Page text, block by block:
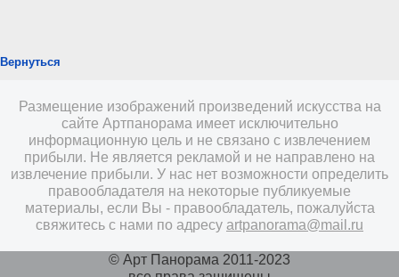
Вернуться
Размещение изображений произведений искусства на
сайте Артпанорама имеет исключительно
информационную цель и не связано с извлечением
прибыли. Не является рекламой и не направлено на
извлечение прибыли. У нас нет возможности определить
правообладателя на некоторые публикуемые
материалы, если Вы - правообладатель, пожалуйста
свяжитесь с нами по адресу artpanorama@mail.ru
© Арт Панорама 2011-2023